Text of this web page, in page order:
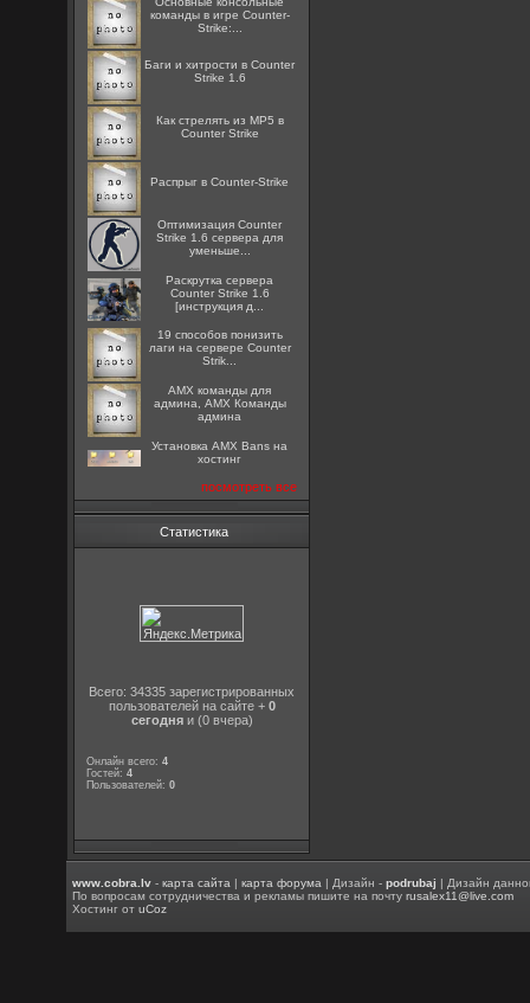
команды в игре Counter-
Strike:...
Баги и хитрости в Counter
Strike 1.6
Как стрелять из MP5 в
Counter Strike
Распрыг в Counter-Strike
Оптимизация Counter
Strike 1.6 сервера для
уменьше...
Раскрутка сервера
Counter Strike 1.6
[инструкция д...
19 способов понизить
лаги на сервере Counter
Strik...
AMX команды для
админа, AMX Команды
админа
Установка AMX Bans на
хостинг
посмотреть все
Статистика
Всего: 34335 зарегистрированных
пользователей на сайте + 0
сегодняи (0 вчера)
Онлайн всего:4
Гостей:4
Пользователей:0
www.cobra.lv -карта сайта |карта форума | Дизайн -podrubaj | Дизайн
По вопросам сотрудничества и рекламы пишите на почтуrusalex11@live.com
Хостинг отuCoz